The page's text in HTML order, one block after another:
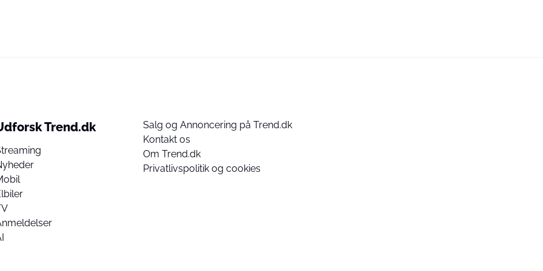
Trend.dk
Salg og Annoncering på Trend.dk
Kontakt os
Om Trend.dk
Privatlivspolitik og cookies